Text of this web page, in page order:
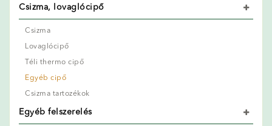
Csizma, lovaglócipő
Csizma
Lovaglócipő
Téli thermo cipő
Egyéb cipő
Csizma tartozékok
Egyéb felszerelés